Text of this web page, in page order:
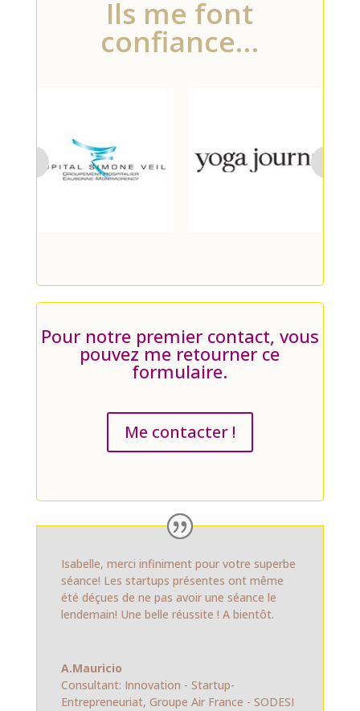
Ils me font
confiance…
Pour notre premier contact, vous
pouvez me retourner ce
formulaire.
Me contacter !
Isabelle, merci infiniment pour votre superbe
séance! Les startups présentes ont même
été déçues de ne pas avoir une séance le
lendemain! Une belle réussite ! A bientôt.
A.Mauricio
Consultant: Innovation - Startup-
Entrepreneuriat, Groupe Air France - SODESI